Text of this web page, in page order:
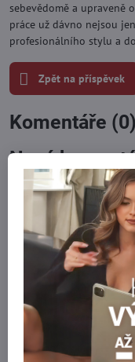
sebevědomě a upraveně
práce už dávno nejsou
profesionálního stylu a
Zpět na příspěvek
Komentáře (0)
Nový
Komentář: